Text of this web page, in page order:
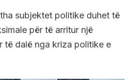
subjektet politike duhet të
për të arritur një
të dalë nga kriza politike e